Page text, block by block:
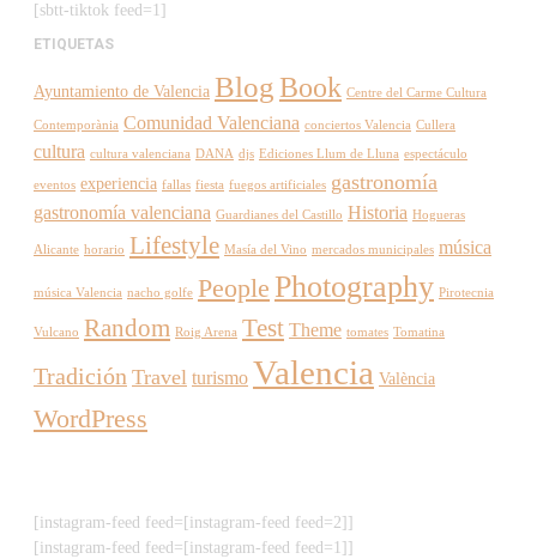
[sbtt-tiktok feed=1]
ETIQUETAS
Ayuntamiento de Valencia BlogBook Centre del Carme Cultura
Contemporània Comunidad Valenciana conciertos Valencia Cullera
cultura cultura valenciana DANA djs Ediciones Llum de Lluna espectáculo
eventos experiencia fallas fiesta fuegos artificiales gastronomía
gastronomía valenciana Guardianes del Castillo Historia Hogueras
Alicante horario Lifestyle Masía del Vino mercados municipales música
música Valencia nacho golfe People Photography Pirotecnia
Vulcano Random Roig Arena Test Theme tomates Tomatina
Tradición Travel turismo Valencia València
WordPress
[instagram-feed feed=[instagram-feed feed=2]]
[instagram-feed feed=[instagram-feed feed=1]]